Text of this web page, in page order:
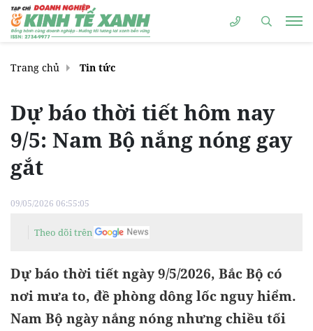
Trang chủ Tin tức
Dự báo thời tiết hôm nay
9/5: Nam Bộ nắng nóng gay
gắt
09/05/2026 06:55:05
Theo dõi trên
Dự báo thời tiết ngày 9/5/2026, Bắc Bộ có
nơi mưa to, đề phòng dông lốc nguy hiểm.
Nam Bộ ngày nắng nóng nhưng chiều tối